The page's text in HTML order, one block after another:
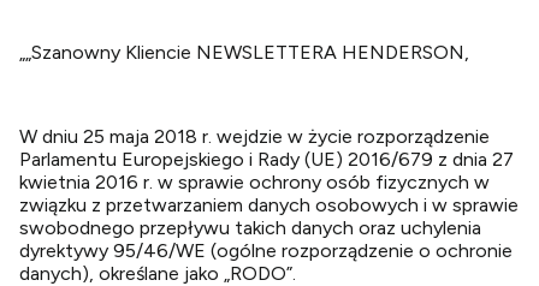
„„Szanowny Kliencie NEWSLETTERA HENDERSON,
W dniu 25 maja 2018 r. wejdzie w życie rozporządzenie
Parlamentu Europejskiego i Rady (UE) 2016/679 z dnia 27
kwietnia 2016 r. w sprawie ochrony osób fizycznych w
związku z przetwarzaniem danych osobowych i w sprawie
swobodnego przepływu takich danych oraz uchylenia
dyrektywy 95/46/WE (ogólne rozporządzenie o ochronie
danych), określane jako „RODO”.